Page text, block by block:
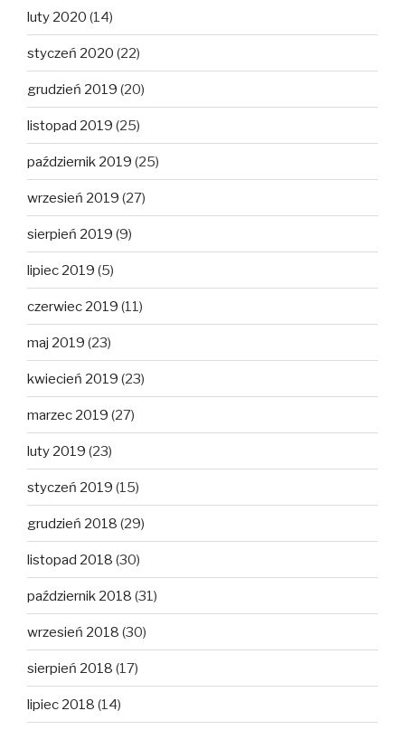
luty 2020 (14)
styczeń 2020 (22)
grudzień 2019 (20)
listopad 2019 (25)
październik 2019 (25)
wrzesień 2019 (27)
sierpień 2019 (9)
lipiec 2019 (5)
czerwiec 2019 (11)
maj 2019 (23)
kwiecień 2019 (23)
marzec 2019 (27)
luty 2019 (23)
styczeń 2019 (15)
grudzień 2018 (29)
listopad 2018 (30)
październik 2018 (31)
wrzesień 2018 (30)
sierpień 2018 (17)
lipiec 2018 (14)